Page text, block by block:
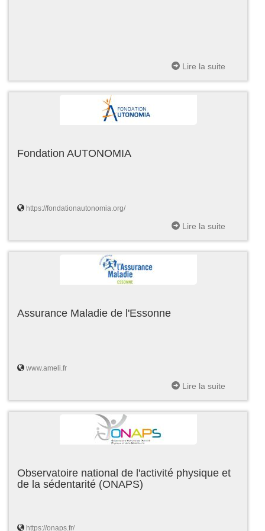
Lire la suite
Fondation AUTONOMIA
https://fondationautonomia.org/
Lire la suite
Assurance Maladie de l'Essonne
www.ameli.fr
Lire la suite
Observatoire national de l'activité physique et
de la sédentarité (ONAPS)
https://onaps.fr/